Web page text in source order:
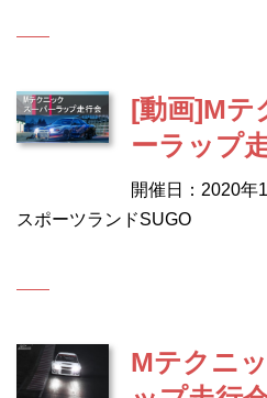
[動画]Mテ
ーラップ
開催日：2020
スポーツランドSUGO
Mテクニ